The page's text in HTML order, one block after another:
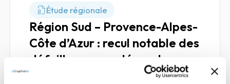
Étude régionale
Région Sud – Provence-Alpes-
Côte d’Azur : recul notable des
défaillances porté par la
dynamique touristique